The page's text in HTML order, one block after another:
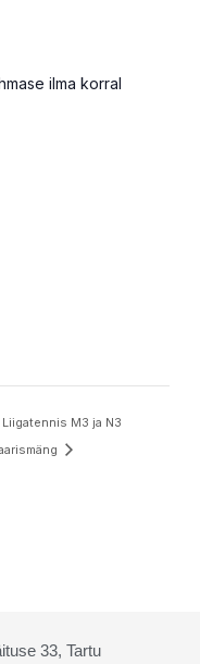
ilma korral
Liigatennis M3 ja N3
33, Tartu